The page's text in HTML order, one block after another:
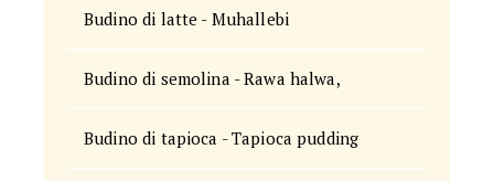
Budino di latte - Muhallebi
Budino di semolina - Rawa halwa,
Budino di tapioca - Tapioca pudding